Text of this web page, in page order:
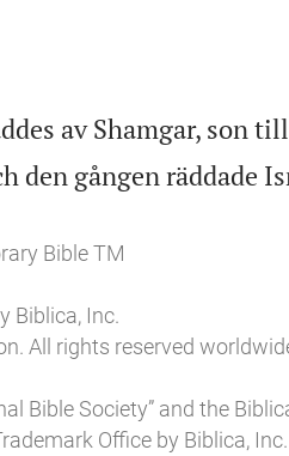
av Shamgar, son
den gången räddade
Bible TM
Biblica, Inc.
All rights reserved
Bible Society” and the
Office by Biblica,